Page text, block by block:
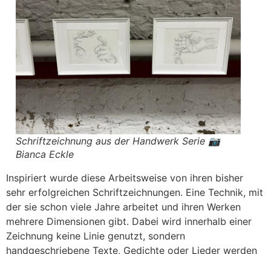
Schriftzeichnung aus der Handwerk Serie 📷
Bianca Eckle
Inspiriert wurde diese Arbeitsweise von ihren bisher
sehr erfolgreichen Schriftzeichnungen. Eine Technik, mit
der sie schon viele Jahre arbeitet und ihren Werken
mehrere Dimensionen gibt. Dabei wird innerhalb einer
Zeichnung keine Linie genutzt, sondern
handgeschriebene Texte, Gedichte oder Lieder werden